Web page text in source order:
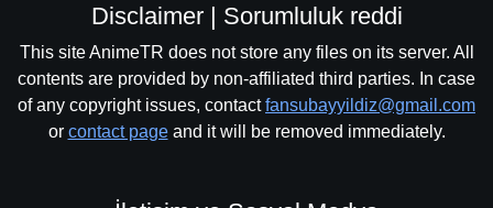
Disclaimer | Sorumluluk reddi
This site AnimeTR does not store any files on its server. All
contents are provided by non-affiliated third parties. In case
of any copyright issues, contactfansubayyildiz@gmail.com
or contact pageand it will be removed immediately.